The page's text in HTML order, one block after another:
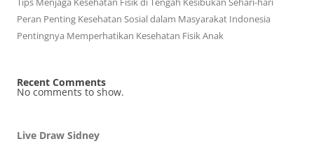
Peran Penting Kesehatan Sosial dalam Masyarakat Indonesia
Pentingnya Memperhatikan Kesehatan Fisik Anak
Recent Comments
No comments to show.
Live Draw Sidney